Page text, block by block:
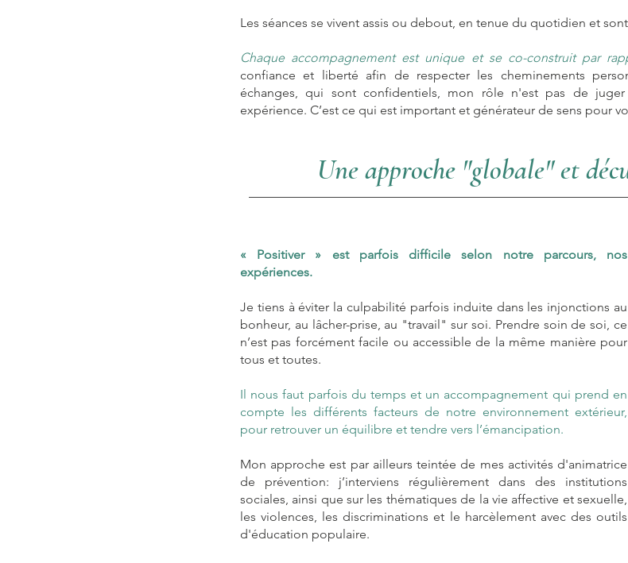
Les séances se vivent assis ou debout, en tenue du quotidien et
Chaque accompagnement est unique et se co-construit par
confiance et liberté afin de respecter les cheminements
échanges, qui sont confidentiels, mon rôle n'est pas de jug
expérience. C’est ce qui est important et générateur de sens pour
Une approche "globale" et
« Positiver » est parfois difficile selon notre parcours, nos
expériences.
Je tiens à éviter la culpabilité parfois induite dans les injonctions au
bonheur, au lâcher-prise, au "travail" sur soi. Prendre soin de soi, ce
n’est pas forcément facile ou accessible de la même manière pour
tous et toutes.
Il nous faut parfois du temps et un accompagnement qui prend en
compte les différents facteurs de notre environnement extérieur,
pour retrouver un équilibre et tendre vers l’émancipation.
Mon approche est par ailleurs teintée de mes activités d'animatrice
de prévention: j’interviens régulièrement dans des institutions
sociales, ainsi que sur les thématiques de la vie affective et sexuelle,
les violences, les discriminations et le harcèlement avec des outils
d'éducation populaire.